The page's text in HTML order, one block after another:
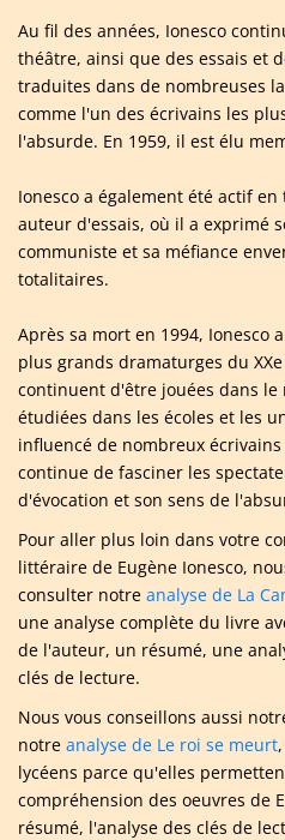
Au fil des années, Ionesco
théâtre, ainsi que des essais et
traduites dans de nombreuses
comme l'un des écrivains les
l'absurde. En 1959, il est élu
Ionesco a également été actif
auteur d'essais, où il a exprimé
communiste et sa méfiance
totalitaires.
Après sa mort en 1994, Ionesco
plus grands dramaturges du
continuent d'être jouées dans
étudiées dans les écoles et les
influencé de nombreux
continue de fasciner les
d'évocation et son sens de
Pour aller plus loin dans votre
littéraire de Eugène Ionesco,
consulter notre analyse de La
une analyse complète du livre
de l'auteur, un résumé, une
clés de lecture.
Nous vous conseillons aussi
notre analyse de Le roi se meurt
lycéens parce qu'elles
compréhension des oeuvres de
résumé, l'analyse des clés de